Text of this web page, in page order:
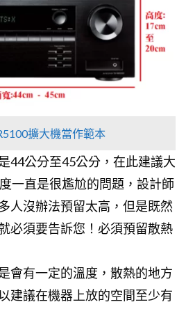
擴大機當作範本
44公分至45公分，在此建議大
一直是很尷尬的問題，設計師
人沒辦法預留太高，但是既然
必須要告訴您！必須預留散熱
會有一定的溫度，散熱的地方
建議在機器上放的空間至少有